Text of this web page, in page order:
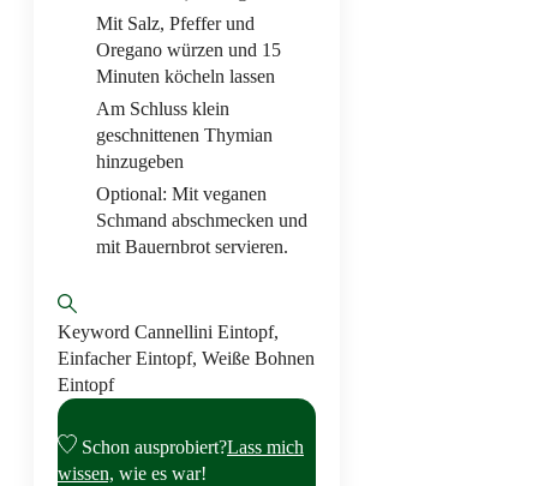
Mit Salz, Pfeffer und
Oregano würzen und 15
Minuten köcheln lassen
Am Schluss klein
geschnittenen Thymian
hinzugeben
Optional: Mit veganen
Schmand abschmecken und
mit Bauernbrot servieren.
Keyword Cannellini Eintopf,
Einfacher Eintopf, Weiße Bohnen
Eintopf
Schon ausprobiert?Lass mich
wissen, wie es war!